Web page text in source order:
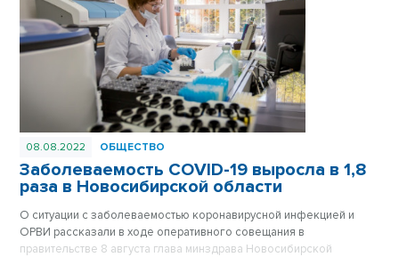
08.08.2022 ОБЩЕСТВО
Заболеваемость COVID-19 выросла в 1,8
раза в Новосибирской области
О ситуации с заболеваемостью коронавирусной инфекцией и
ОРВИ рассказали в ходе оперативного совещания в
правительстве 8 августа глава минздрава Новосибирской